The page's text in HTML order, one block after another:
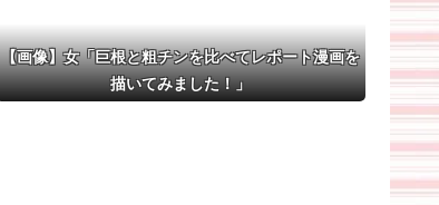
【画像】女「巨根と粗チンを比べてレポート漫画を
描いてみました！」